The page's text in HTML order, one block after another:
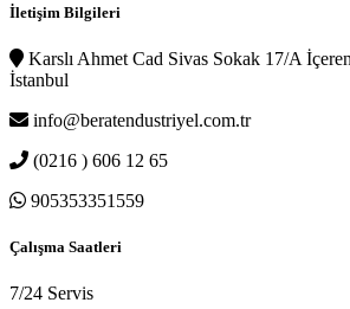
İletişim Bilgileri
Karslı Ahmet Cad Sivas Sokak 17/A
İstanbul
info@beratendustriyel.com.tr
(0216 ) 606 12 65
905353351559
Çalışma Saatleri
7/24 Servis